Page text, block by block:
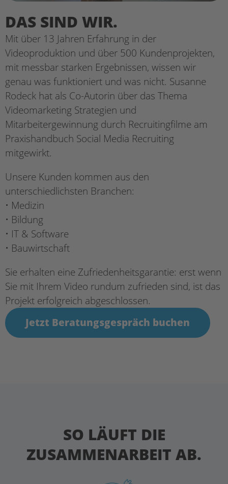
DAS SIND WIR.
Mit über 13 Jahren Erfahrung in der
Videoproduktion und über 500 Kundenprojekten,
mit messbar starken Ergebnissen, wissen wir
genau was funktioniert und was nicht. Susanne
Rodeck hat als Co-Autorin über das Thema
Videomarketing Strategien und
Mitarbeitergewinnung durch Recruitingfilme am
Praxishandbuch Social Media Recruiting
mitgewirkt.
Unsere Kunden kommen aus den
unterschiedlichsten Branchen:
• Medizin
• Bildung
• IT & Software
• Bauwirtschaft
Sie erhalten eine Zufriedenheitsgarantie: erst wenn
Sie mit Ihrem Video rundum zufrieden sind, ist das
Projekt erfolgreich abgeschlossen.
Jetzt Beratungsgespräch buchen
SO LÄUFT DIE
ZUSAMMENARBEIT AB.